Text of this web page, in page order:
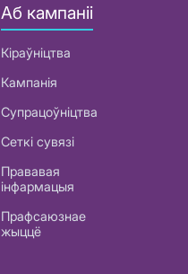
Аб кампаніі
Кіраўніцтва
Кампанія
Супрацоўніцтва
Сеткі сувязі
Прававая
інфармацыя
Прафсаюзнае
жыццё